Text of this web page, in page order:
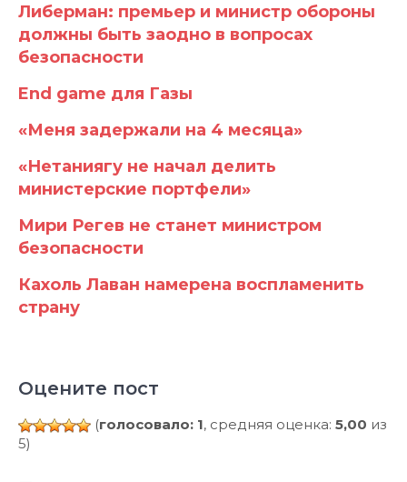
Либерман: премьер и министр обороны
должны быть заодно в вопросах
безопасности
End game для Газы
«Меня задержали на 4 месяца»
«Нетаниягу не начал делить
министерские портфели»
Мири Регев не станет министром
безопасности
Кахоль Лаван намерена воспламенить
страну
Оцените пост
(голосовало: 1, средняя оценка: 5,00 из
5)